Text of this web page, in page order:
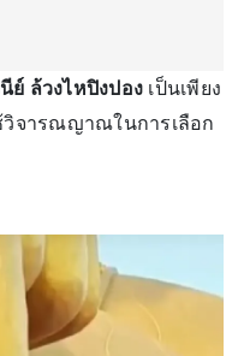
ย์ ล้วงไหปิงปอง เป็นเพียง
วิจารณญาณในการเลือก